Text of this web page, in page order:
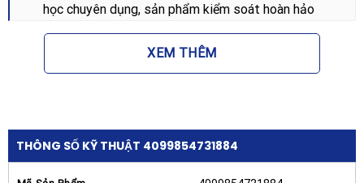
học chuyên dụng, sản phẩm kiểm soát hoàn hảo
luồng sáng, triệt tiêu hiện tượng chói lóa trực tiếp.
Đây là yếu tố cực kỳ quan trọng giúp bảo vệ đôi
mắt, giảm mệt mỏi khi làm việc dưới ánh đèn trong
LEDVANCE Surface 674 Sensor U19 sở hữu chỉ số
hoàn màu vượt trội, giúp màu sắc của vật thể hiển
thị trung thực, sống động và tự nhiên nhất.
XEM THÊM
THÔNG SỐ KỸ THUẬT 4099854731884